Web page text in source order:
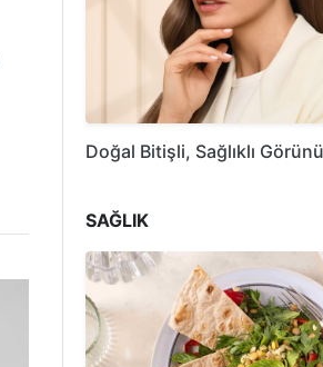
Doğal Bitişli, Sağlıklı
SAĞLIK